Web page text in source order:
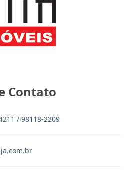
Contato
/ 98118-2209